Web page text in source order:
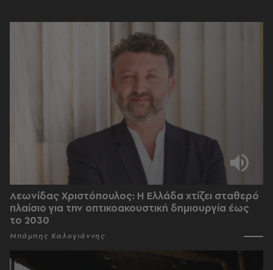
Λεωνίδας Χριστόπουλος: Η Ελλάδα χτίζει σταθερό
πλαίσιο για την οπτικοακουστική δημιουργία έως
το 2030
Μπάμπης Καλογιάννης